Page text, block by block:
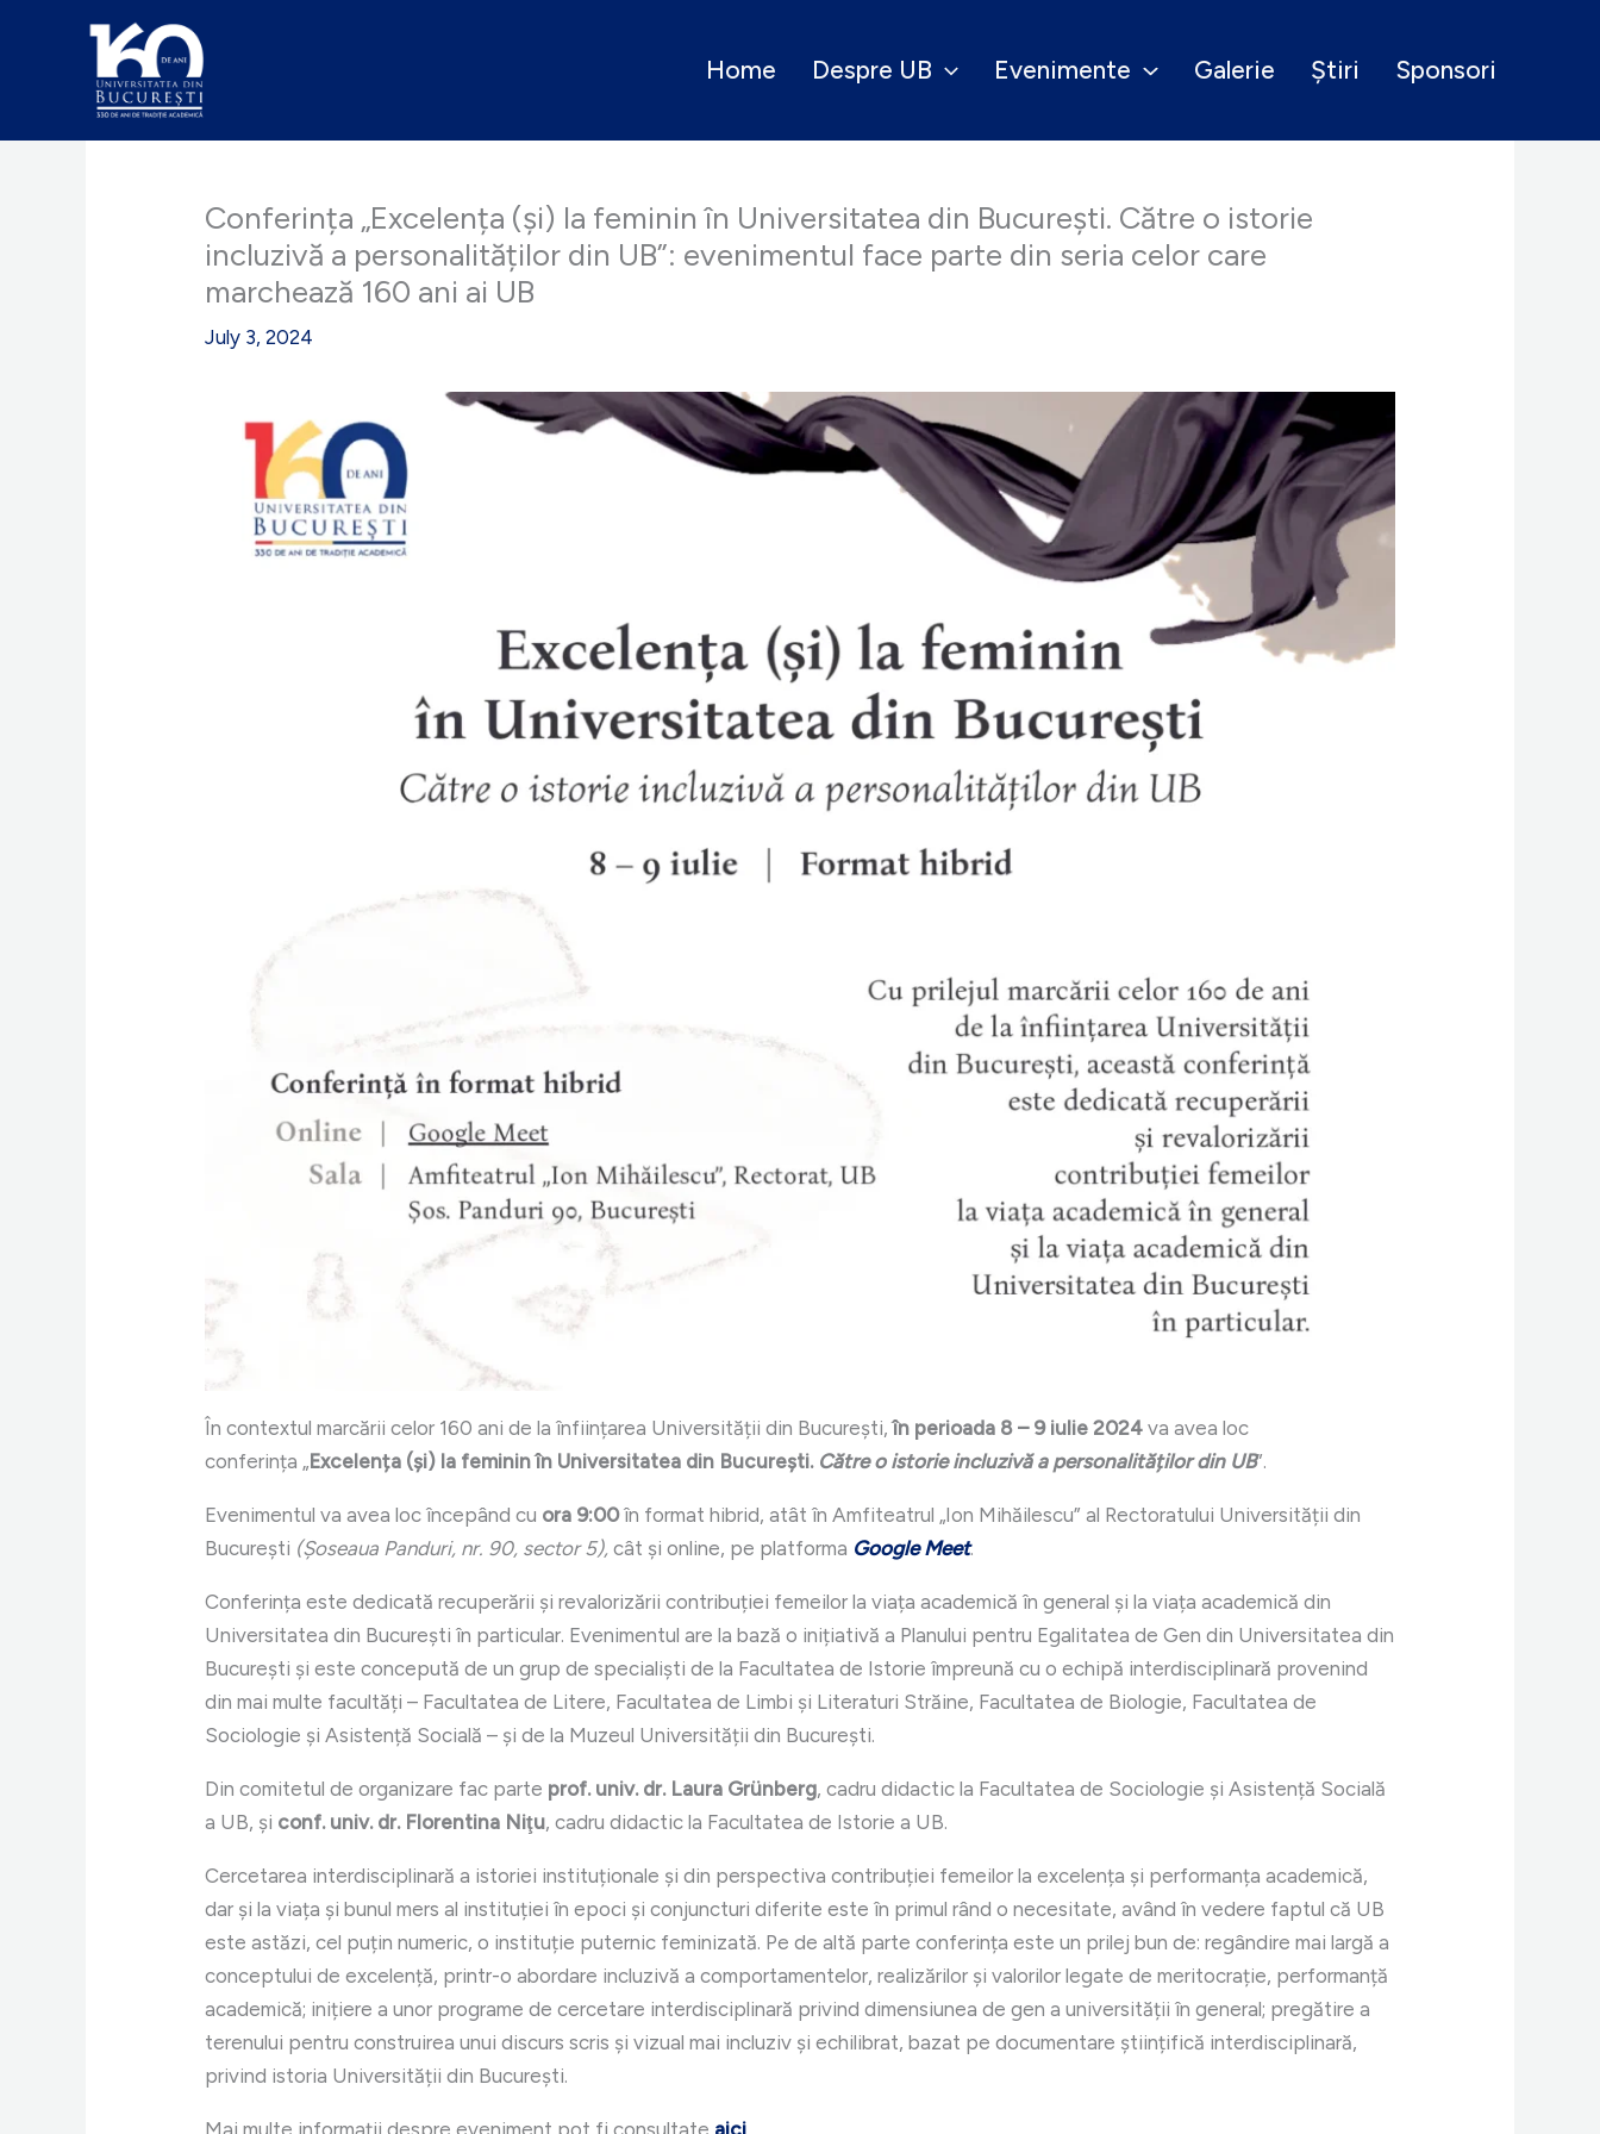
Home Despre UB Evenimente Galerie Știri Sponsori
Conferința „Excelența (și) la feminin în Universitatea din București. Către o istorie
incluzivă a personalităților din UB”: evenimentul face parte din seria celor care
marchează 160 ani ai UB
July 3, 2024
În contextul marcării celor 160 ani de la înființarea Universității din București,în perioada 8 – 9 iulie 2024 va avea loc
conferința „Excelența (și) la feminin în Universitatea din București. Către o istorie incluzivă a personalităților din UB”.
Evenimentul va avea loc începând cu ora 9:00în format hibrid, atât în Amfiteatrul „Ion Mihăilescu” al Rectoratului Universității din
București (Șoseaua Panduri, nr. 90, sector 5), cât și online, pe platforma Google Meet.
Conferința este dedicată recuperării și revalorizării contribuției femeilor la viața academică în general și la viața academică din
Universitatea din București în particular. Evenimentul are la bază o inițiativă a Planului pentru Egalitatea de Gen din Universitatea din
București și este concepută de un grup de specialiști de la Facultatea de Istorie împreună cu o echipă interdisciplinară provenind
din mai multe facultăți – Facultatea de Litere, Facultatea de Limbi și Literaturi Străine, Facultatea de Biologie, Facultatea de
Sociologie și Asistență Socială – și de la Muzeul Universității din București.
Din comitetul de organizare fac parte prof. univ. dr. Laura Grünberg, cadru didactic la Facultatea de Sociologie și Asistență Socială
a UB, și conf. univ. dr. Florentina Niţu, cadru didactic la Facultatea de Istorie a UB.
Cercetarea interdisciplinară a istoriei instituționale și din perspectiva contribuției femeilor la excelența și performanța academică,
dar și la viața și bunul mers al instituției în epoci și conjuncturi diferite este în primul rând o necesitate, având în vedere faptul că UB
este astăzi, cel puțin numeric, o instituție puternic feminizată. Pe de altă parte conferința este un prilej bun de: regândire mai largă a
conceptului de excelență, printr-o abordare incluzivă a comportamentelor, realizărilor și valorilor legate de meritocrație, performanță
academică; inițiere a unor programe de cercetare interdisciplinară privind dimensiunea de gen a universității în general; pregătire a
terenului pentru construirea unui discurs scris și vizual mai incluziv și echilibrat, bazat pe documentare științifică interdisciplinară,
privind istoria Universității din București.
Mai multe informații despre eveniment pot fi consultate aici